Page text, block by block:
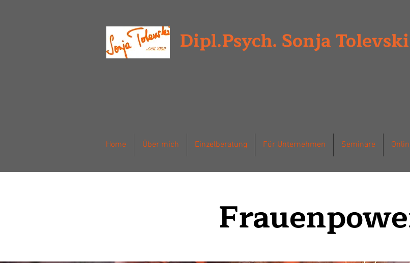
Dipl.Psych. Sonja Tolevski
Home Über mich Einzelberatung Für Unternehmen Seminare